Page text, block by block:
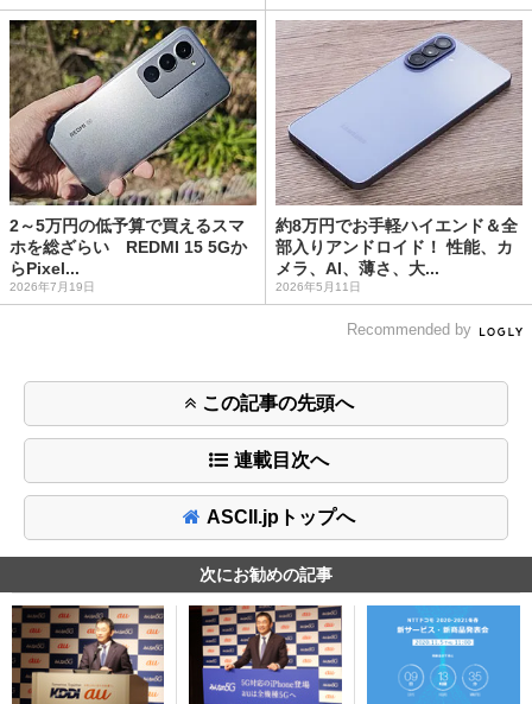
2～5万円の低予算で買えるスマ
ホを総ざらい REDMI 15 5Gか
らPixel...
2026年7月19日
約8万円でお手軽ハイエンド＆全
部入りアンドロイド！ 性能、カ
メラ、AI、薄さ、大...
2026年5月11日
Recommended by
この記事の先頭へ
連載目次へ
ASCII.jpトップへ
次にお勧めの記事